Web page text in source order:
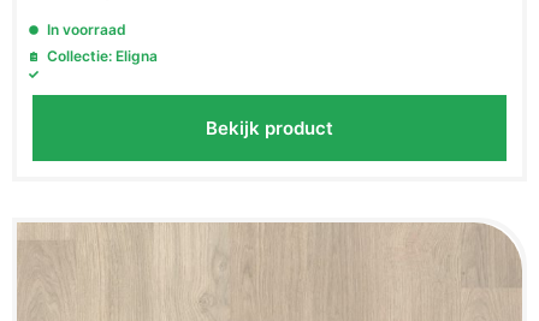
In voorraad
Collectie: Eligna
Bekijk product